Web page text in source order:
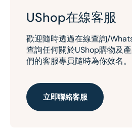
UShop在線客服
歡迎隨時透過在線查詢/
查詢任何關於UShop購物及
們的客服專員隨時為你效名。
立即聯絡客服